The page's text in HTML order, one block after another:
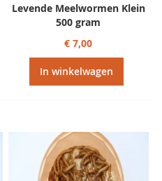
Levende Meelwormen Klein
500 gram
€ 7,00
In winkelwagen